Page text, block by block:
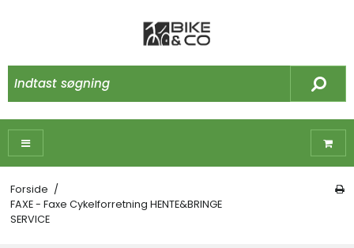
Forside /
FAXE - Faxe Cykelforretning HENTE&BRINGE
SERVICE